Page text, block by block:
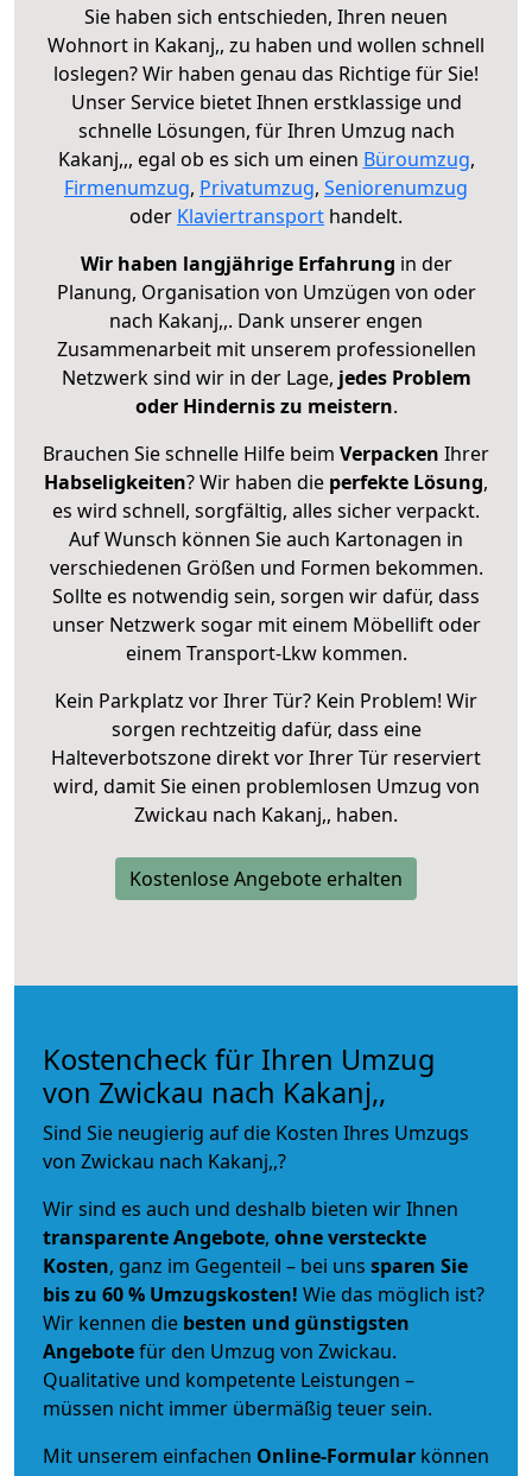
Sie haben sich entschieden, Ihren neuen
Wohnort in Kakanj,, zu haben und wollen schnell
loslegen? Wir haben genau das Richtige für Sie!
Unser Service bietet Ihnen erstklassige und
schnelle Lösungen, für Ihren Umzug nach
Kakanj,,, egal ob es sich um einen Büroumzug,
Firmenumzug, Privatumzug, Seniorenumzug
oder Klaviertransport handelt.
Wir haben langjährige Erfahrung in der
Planung, Organisation von Umzügen von oder
nach Kakanj,,. Dank unserer engen
Zusammenarbeit mit unserem professionellen
Netzwerk sind wir in der Lage, jedes Problem
oder Hindernis zu meistern.
Brauchen Sie schnelle Hilfe beim Verpacken Ihrer
Habseligkeiten? Wir haben die perfekte Lösung,
es wird schnell, sorgfältig, alles sicher verpackt.
Auf Wunsch können Sie auch Kartonagen in
verschiedenen Größen und Formen bekommen.
Sollte es notwendig sein, sorgen wir dafür, dass
unser Netzwerk sogar mit einem Möbellift oder
einem Transport-Lkw kommen.
Kein Parkplatz vor Ihrer Tür? Kein Problem! Wir
sorgen rechtzeitig dafür, dass eine
Halteverbotszone direkt vor Ihrer Tür reserviert
wird, damit Sie einen problemlosen Umzug von
Zwickau nach Kakanj,, haben.
Kostenlose Angebote erhalten
Kostencheck für Ihren Umzug
von Zwickau nach Kakanj,,
Sind Sie neugierig auf die Kosten Ihres Umzugs
von Zwickau nach Kakanj,,?
Wir sind es auch und deshalb bieten wir Ihnen
transparente Angebote, ohne versteckte
Kosten, ganz im Gegenteil – bei uns sparen Sie
bis zu 60 % Umzugskosten! Wie das möglich ist?
Wir kennen die besten und günstigsten
Angebotefür den Umzug von Zwickau.
Qualitative und kompetente Leistungen –
müssen nicht immer übermäßig teuer sein.
Mit unserem einfachen Online-Formular können